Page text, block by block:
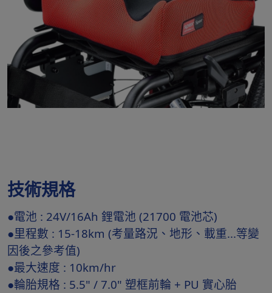
技術規格
●電池 : 24V/16Ah 鋰電池 (21700 電池芯)
●里程數 : 15-18km (考量路況、地形、載重...等變
因後之參考值)
●最大速度 : 10km/hr
●輪胎規格 : 5.5" / 7.0" 塑框前輪 + PU 實心胎